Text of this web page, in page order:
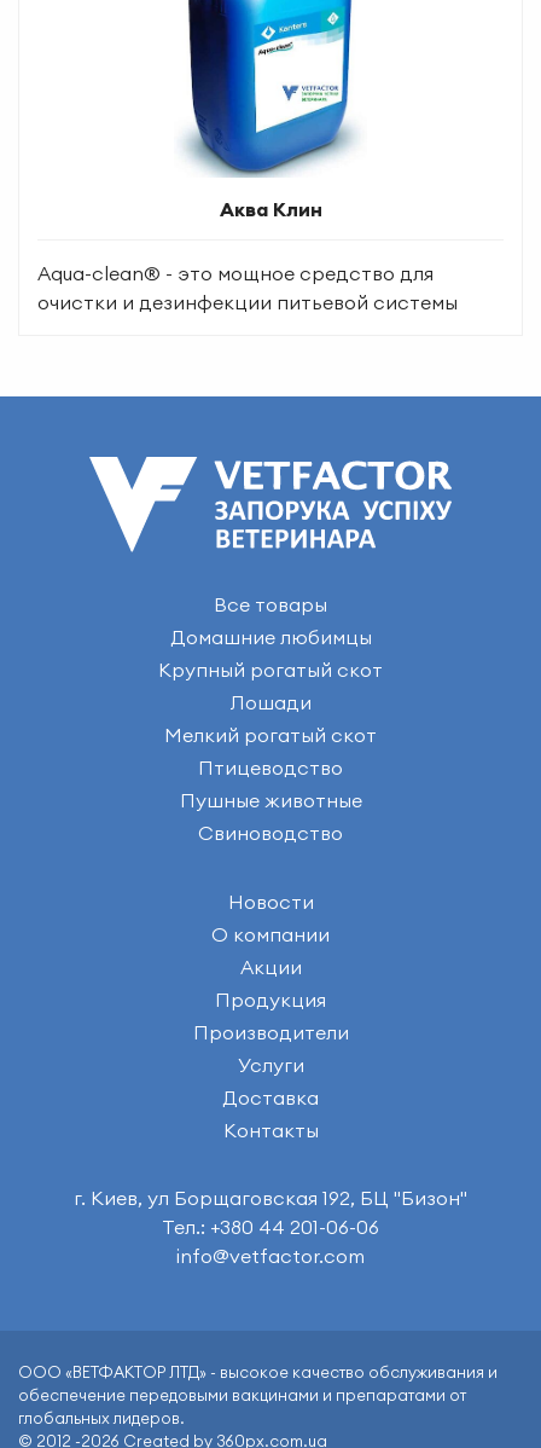
Аква Клин
Aqua-clean® - это мощное средство для
очистки и дезинфекции питьевой системы
Все товары
Домашние любимцы
Крупный рогатый скот
Лошади
Мелкий рогатый скот
Птицеводство
Пушные животные
Свиноводство
Новости
О компании
Акции
Продукция
Производители
Услуги
Доставка
Контакты
г. Киев, ул Борщаговская 192, БЦ "Бизон"
Тел.: +380 44 201-06-06
info@vetfactor.com
ООО «ВЕТФАКТОР ЛТД» - высокое качество обслуживания и
обеспечение передовыми вакцинами и препаратами от
глобальных лидеров.
© 2012 -2026 Created by 360px.com.ua